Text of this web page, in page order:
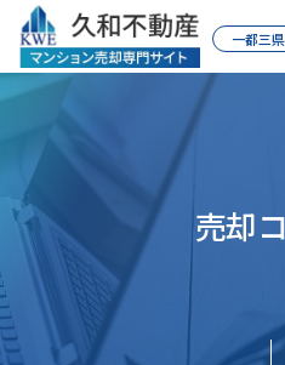
一都三
売却